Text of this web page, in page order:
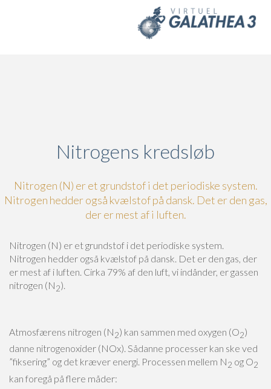
Nitrogens kredsløb
Nitrogen (N) er et grundstof i det periodiske system.
Nitrogen hedder også kvælstof på dansk. Det er den gas,
der er mest af i luften.
Nitrogen (N) er et grundstof i det periodiske system.
Nitrogen hedder også kvælstof på dansk. Det er den gas, der
er mest af i luften. Cirka 79% af den luft, vi indånder, er gassen
nitrogen (N2).
Atmosfærens nitrogen (N2) kan sammen med oxygen (O2)
danne nitrogenoxider (NOx). Sådanne processer kan ske ved
”fiksering” og det kræver energi. Processen mellem N2 og O2
kan foregå på flere måder: